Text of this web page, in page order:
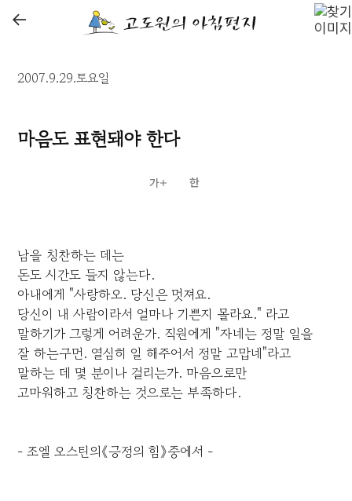
←
2007.9.29.토요일
마음도 표현돼야 한다
남을 칭찬하는 데는
돈도 시간도 들지 않는다.
아내에게 "사랑하오. 당신은 멋져요.
당신이 내 사람이라서 얼마나 기쁜지 몰라요." 라고
말하기가 그렇게 어려운가. 직원에게 "자네는 정말 일을
잘 하는구먼. 열심히 일 해주어서 정말 고맙네"라고
말하는 데 몇 분이나 걸리는가. 마음으로만
고마워하고 칭찬하는 것으로는 부족하다.
- 조엘 오스틴의《긍정의 힘》중에서 -